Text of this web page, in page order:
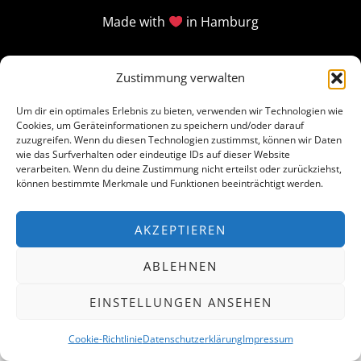
Zustimmung verwalten
Um dir ein optimales Erlebnis zu bieten, verwenden wir Technologien wie
Cookies, um Geräteinformationen zu speichern und/oder darauf
zuzugreifen. Wenn du diesen Technologien zustimmst, können wir Daten
wie das Surfverhalten oder eindeutige IDs auf dieser Website
verarbeiten. Wenn du deine Zustimmung nicht erteilst oder zurückziehst,
können bestimmte Merkmale und Funktionen beeinträchtigt werden.
AKZEPTIEREN
ABLEHNEN
EINSTELLUNGEN ANSEHEN
Cookie-RichtlinieDatenschutzerklärungImpressum
Made with in Hamburg